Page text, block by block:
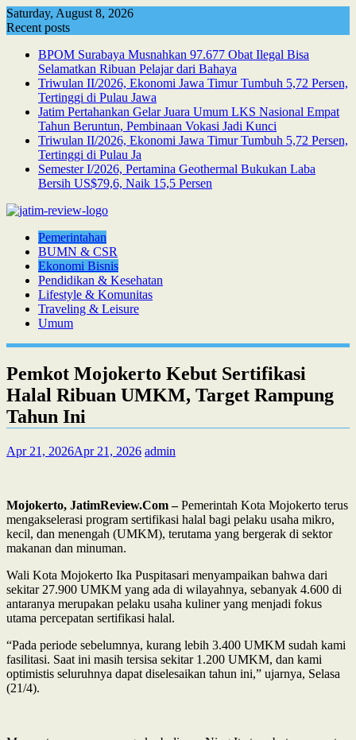
Skip
to
Saturday, August 8, 2026
Recent posts
BPOM Surabaya Musnahkan 97.677 Obat Ilegal Bisa
Selamatkan Ribuan Pelajar dari Bahaya
Triwulan II/2026, Ekonomi Jawa Timur Tumbuh 5,72 Persen,
Tertinggi di Pulau Jawa
Jatim Pertahankan Gelar Juara Umum LKS Nasional Empat
Tahun Beruntun, Pembinaan Vokasi Jadi Kunci
Triwulan II/2026, Ekonomi Jawa Timur Tumbuh 5,72 Persen,
Tertinggi di Pulau Ja
Semester I/2026, Pertamina Geothermal Bukukan Laba
Bersih US$79,6, Naik 15,5 Persen
Pemerintahan
BUMN & CSR
Ekonomi Bisnis
Pendidikan & Kesehatan
Lifestyle & Komunitas
Traveling & Leisure
Umum
Pemkot Mojokerto Kebut Sertifikasi
Halal Ribuan UMKM, Target Rampung
Tahun Ini
Apr 21, 2026Apr 21, 2026 admin
Mojokerto, JatimReview.Com –Pemerintah Kota Mojokerto terus
mengakselerasi program sertifikasi halal bagi pelaku usaha mikro,
kecil, dan menengah (UMKM), terutama yang bergerak di sektor
makanan dan minuman.
Wali Kota Mojokerto Ika Puspitasari menyampaikan bahwa dari
sekitar 27.900 UMKM yang ada di wilayahnya, sebanyak 4.600 di
antaranya merupakan pelaku usaha kuliner yang menjadi fokus
utama percepatan sertifikasi halal.
“Pada periode sebelumnya, kurang lebih 3.400 UMKM sudah kami
fasilitasi. Saat ini masih tersisa sekitar 1.200 UMKM, dan kami
optimistis seluruhnya dapat diselesaikan tahun ini,” ujarnya, Selasa
(21/4).